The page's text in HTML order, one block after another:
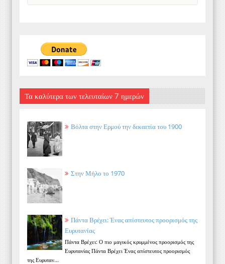
Τα καλύτερα των τελευταίων 7 ημερών
Βόλτα στην Ερμού την δεκαετία του 1900
Στην Μήλο το 1970
Πάντα Βρέχει: Ένας απίστευτος προορισμός της
Ευρυτανίας
Πάντα Βρέχει: Ο πιο μαγικός κρυμμένος προορισμός της
Ευρυτανίας Πάντα Βρέχει Ένας απίστευτος προορισμός
της Ευρυταν...